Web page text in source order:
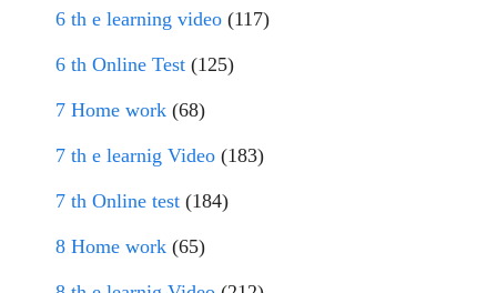
6 th e learning video (117)
6 th Online Test (125)
7 Home work (68)
7 th e learnig Video (183)
7 th Online test (184)
8 Home work (65)